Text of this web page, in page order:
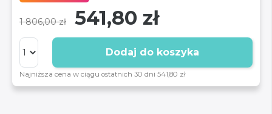
1 806,00 zł 541,80 zł
Dodaj do koszyka
Najniższa cena w ciągu ostatnich 30 dni 541,80 zł